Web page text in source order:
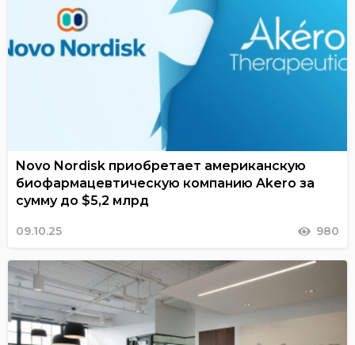
Novo Nordisk приобретает американскую
биофармацевтическую компанию Akero за
сумму до $5,2 млрд
09.10.25 980